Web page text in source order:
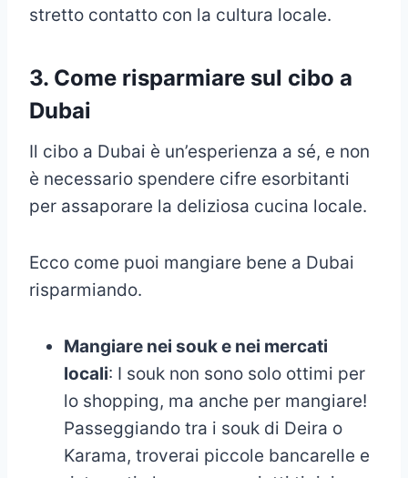
stretto contatto con la cultura locale.
3. Come risparmiare sul cibo a
Dubai
Il cibo a Dubai è un’esperienza a sé, e non
è necessario spendere cifre esorbitanti
per assaporare la deliziosa cucina locale.
Ecco come puoi mangiare bene a Dubai
risparmiando.
Mangiare nei souk e nei mercati
locali: I souk non sono solo ottimi per
lo shopping, ma anche per mangiare!
Passeggiando tra i souk di Deira o
Karama, troverai piccole bancarelle e